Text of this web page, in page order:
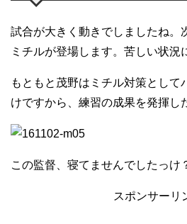
試合が大きく動きでしましたね。
ミチルが登場します。苦しい状況
もともと茂野はミチル対策として
けですから、練習の成果を発揮し
この監督、寝てませんでしたっけ
スポンサーリ